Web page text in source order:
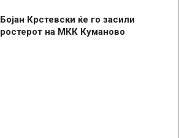
Бојан Крстевски ќе го засили
ростерот на МКК Куманово